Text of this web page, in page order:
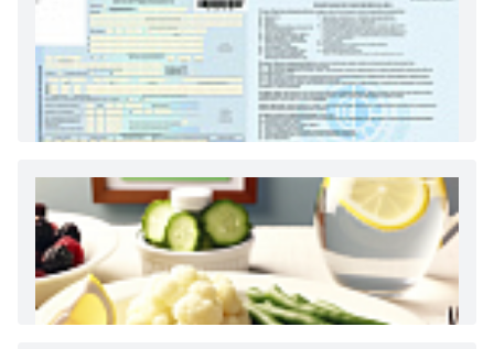
Как и сколько денег можно получить по